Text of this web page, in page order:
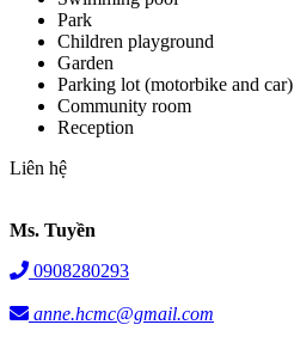
Park
Children playground
Garden
Parking lot (motorbike and car)
Community room
Reception
Liên hệ
Ms. Tuyền
0908280293
anne.hcmc@gmail.com